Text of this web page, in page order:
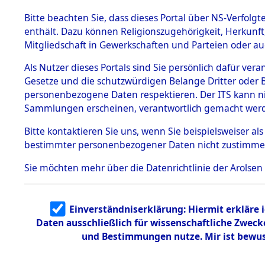
BESTÄNDE
1.
mente
5. Verschiedenes
5.3
Todesmärsche
5.3.1 Alliierte
Erhebungen
zu
Todesmärsch
en
5.3.2
Identifizierun
g
5.3.3
Todesmärsch
Routen
→0117
Bitte beachten Sie, dass dieses Portal über NS-
enthält. Dazu können Religionszugehörigkeit,
Mitgliedschaft in Gewerkschaften und Parteien oder
Als Nutzer dieses Portals sind Sie persönlich dafür
Gesetze und die schutzwürdigen Belange Dritter
personenbezogene Daten respektieren. Der ITS
Sammlungen erscheinen, verantwortlich gemacht
Bitte kontaktieren Sie uns, wenn Sie beispielsweiser
bestimmter personenbezogener Daten nicht
Sie möchten mehr über die Datenrichtlinie der Arolsen
Einverständniserklärung: Hiermit erkläre
Daten ausschließlich für wissenschaftliche
und Bestimmungen nutze. Mir ist